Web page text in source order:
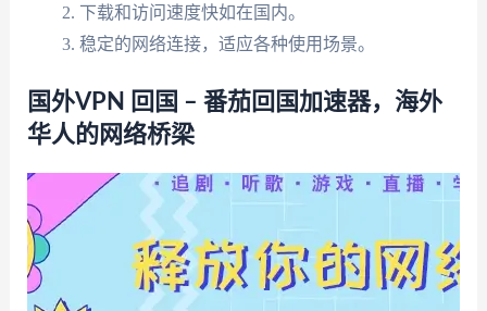
下载和访问速度快如在国内。
稳定的网络连接，适应各种使用场景。
国外VPN 回国 – 番茄回国加速器，海外
华人的网络桥梁